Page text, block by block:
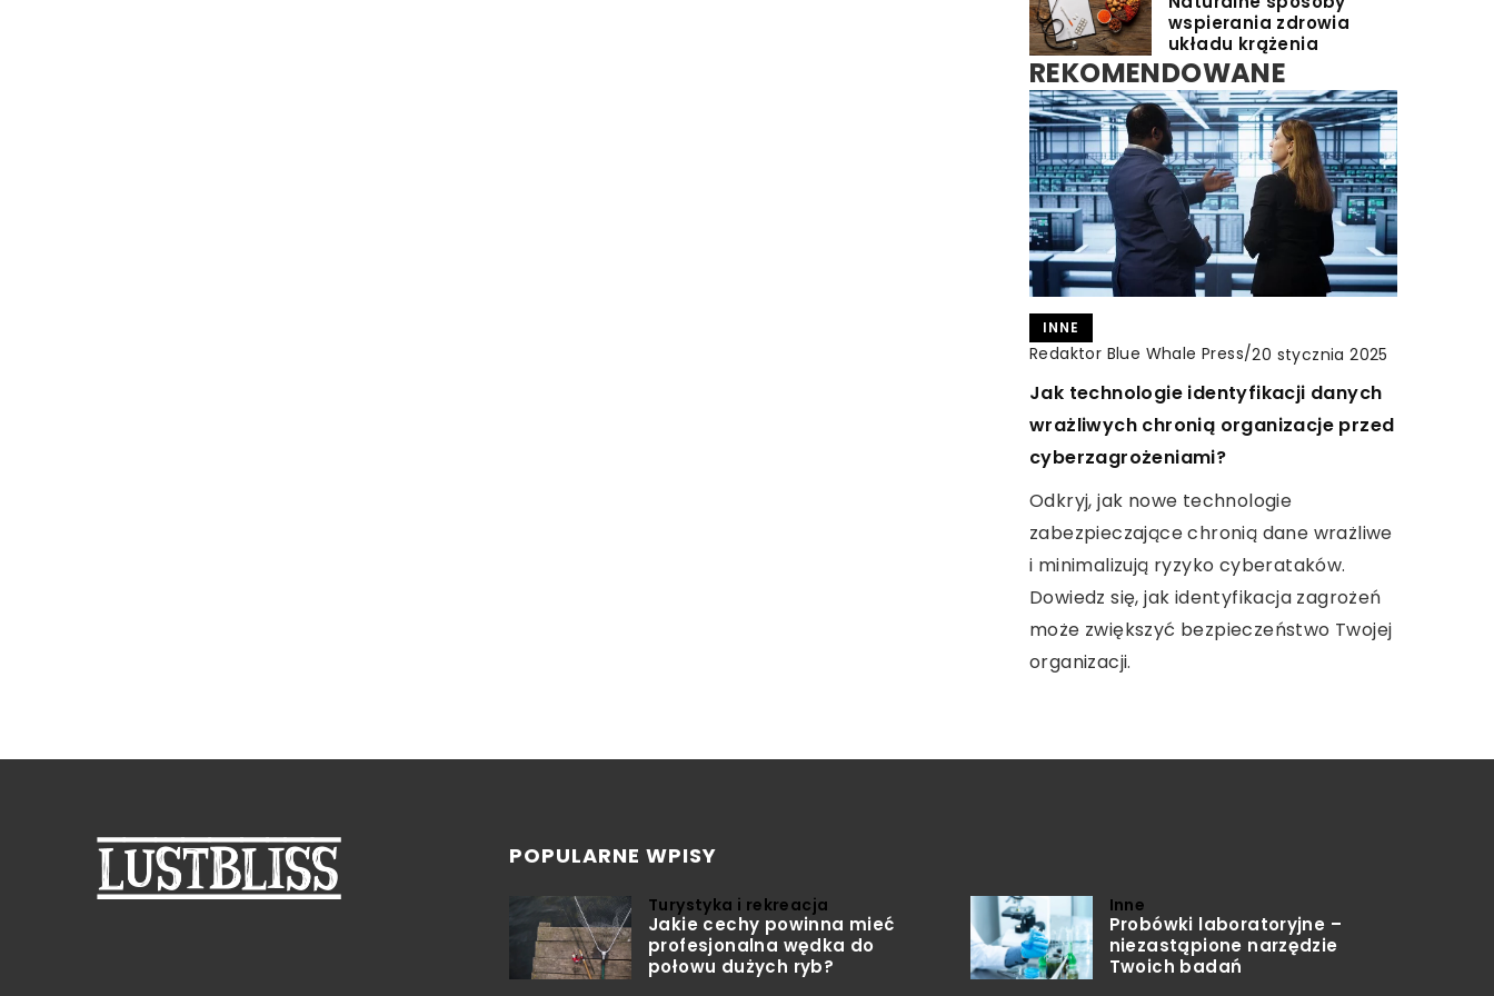
wspierania zdrowia
układu krążenia
REKOMENDOWANE
CZAS DLA SIEBIE
Redaktor Blue Whale Press/11 kwietnia 2026
Wpływ koloru odzieży medycznej na
samopoczucie pacjentów i personelu
Odkryj, jak kolory odzieży medycznej
mogą wpływać na komfort
emocjonalny pacjentów i efektywność
personelu. Dowiedz się, które barwy
mogą przynieść spokój i harmonię w
środowisku medycznym.
INNE
Redaktor Blue Whale Press/20 stycznia 2025
Jak technologie identyfikacji danych
wrażliwych chronią organizacje przed
cyberzagrożeniami?
Odkryj, jak nowe technologie
zabezpieczające chronią dane wrażliwe
i minimalizują ryzyko cyberataków.
Dowiedz się, jak identyfikacja zagrożeń
może zwiększyć bezpieczeństwo Twojej
organizacji.
Redaktor Blue Whale Press/29 maja 2023
Wynajem autokaru z kierowcą:
Komfortowa i bezpieczna podróż dla
każdej grupy
Wynajem autokaru z kierowcą to
doskonałe rozwiązanie dla osób
planujących podróż grupową.
POPULARNE WPISY
Turystyka i rekreacja
Jakie cechy powinna mieć
profesjonalna wędka do
połowu dużych ryb?
Inne
Probówki laboratoryjne –
niezastąpione narzędzie
Twoich badań